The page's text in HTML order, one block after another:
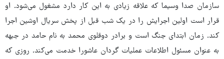
سازمان صدا وسیما که علاقه زیادی به این کار دارد مشغول می‌شود. او
قرار است اولین اجرایش را در یک شب قبل از پخش سریال اوشین اجرا
کند. زمان ابتدای جنگ است و برادر دوقلوی محمد به نام حامد در جبهه
به عنوان مسئول اطلاعات عملیات گردان عاشورا خدمت می‌کند. روزی که